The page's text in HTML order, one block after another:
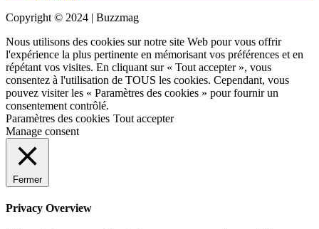
Copyright © 2024 | Buzzmag
Nous utilisons des cookies sur notre site Web pour vous offrir
l'expérience la plus pertinente en mémorisant vos préférences et en
répétant vos visites. En cliquant sur « Tout accepter », vous
consentez à l'utilisation de TOUS les cookies. Cependant, vous
pouvez visiter les « Paramètres des cookies » pour fournir un
consentement contrôlé.
Paramètres des cookies Tout accepter
Manage consent
Fermer
Privacy Overview